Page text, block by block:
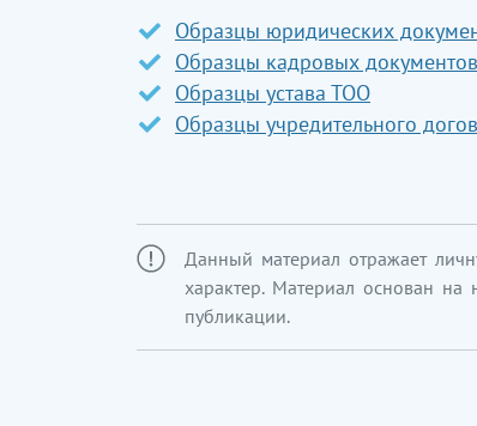
Образцы юридических
Образцы кадровых документов
Образцы устава ТОО
Образцы учредительного
Данный материал отражает
характер. Материал основан
публикации.